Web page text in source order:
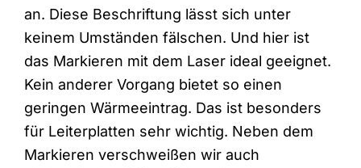
an. Diese Beschriftung lässt sich unter
keinem Umständen fälschen. Und hier ist
das Markieren mit dem Laser ideal geeignet.
Kein anderer Vorgang bietet so einen
geringen Wärmeeintrag. Das ist besonders
für Leiterplatten sehr wichtig. Neben dem
Markieren verschweißen wir auch